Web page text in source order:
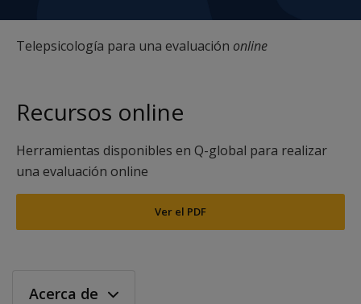
Clínica | España
Telepsicología para una evaluación online
Recursos online
Herramientas disponibles en Q-global para realizar
una evaluación online
Ver el PDF
Acerca de